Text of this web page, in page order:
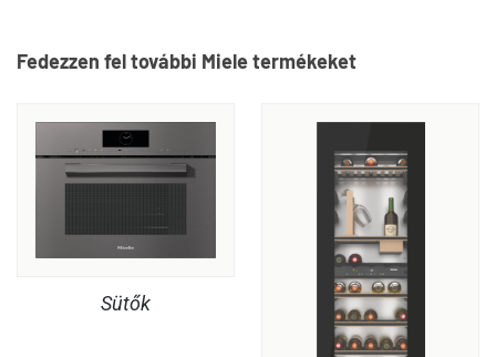
Fedezzen fel további Miele termékeket
Sütők